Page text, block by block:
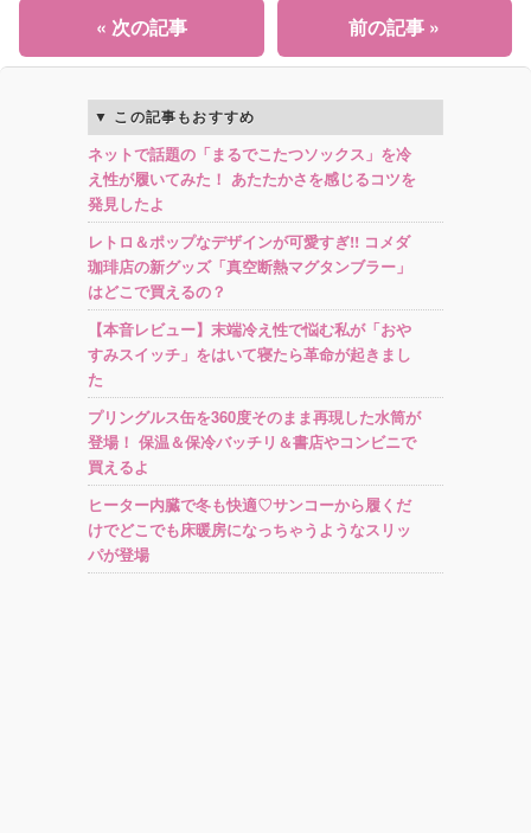
前の記事 »
« 次の記事
この記事もおすすめ
ネットで話題の「まるでこたつソックス」を冷
え性が履いてみた！ あたたかさを感じるコツを
発見したよ
レトロ＆ポップなデザインが可愛すぎ!! コメダ
珈琲店の新グッズ「真空断熱マグタンブラー」
はどこで買えるの？
【本音レビュー】末端冷え性で悩む私が「おや
すみスイッチ」をはいて寝たら革命が起きまし
た
プリングルス缶を360度そのまま再現した水筒が
登場！ 保温＆保冷バッチリ＆書店やコンビニで
買えるよ
ヒーター内臓で冬も快適♡サンコーから履くだ
けでどこでも床暖房になっちゃうようなスリッ
パが登場